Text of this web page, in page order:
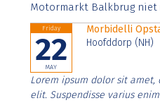
Motormarkt Balkbrug niet
Friday
22
MAY
Morbidelli
Hoofddorp (NH)
Lorem ipsum dolor sit amet,
elit. Suspendisse varius